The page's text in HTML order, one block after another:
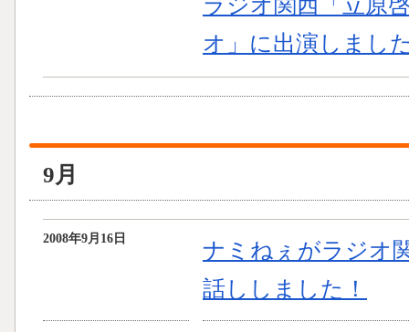
ラジオ関西「立原
オ」に出演しまし
9月
2008年9月16日
ナミねぇがラジオ
話ししました！